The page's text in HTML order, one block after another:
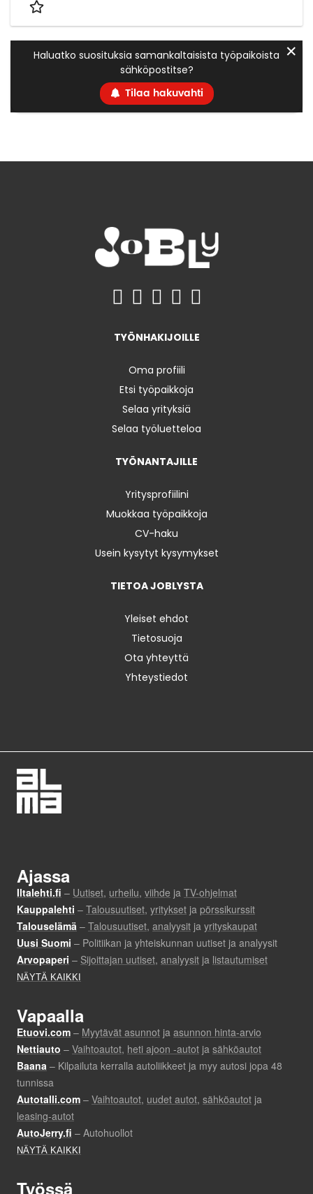
Haluatko suosituksia samankaltaisista työpaikoista
sähköpostitse?
Tilaa hakuvahti
✕
TYÖNHAKIJOILLE
Oma profiili
Etsi työpaikkoja
Selaa yrityksiä
Selaa työluetteloa
TYÖNANTAJILLE
Yritysprofiilini
Muokkaa työpaikkoja
CV-haku
Usein kysytyt kysymykset
TIETOA JOBLYSTA
Yleiset ehdot
Tietosuoja
Ota yhteyttä
Yhteystiedot